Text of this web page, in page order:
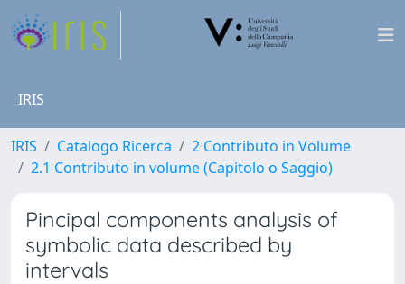
IRIS
IRIS Catalogo Ricerca
2 Contributo in Volume
2.1 Contributo in volume (Capitolo o Saggio)
Pincipal components analysis of
symbolic data described by
intervals